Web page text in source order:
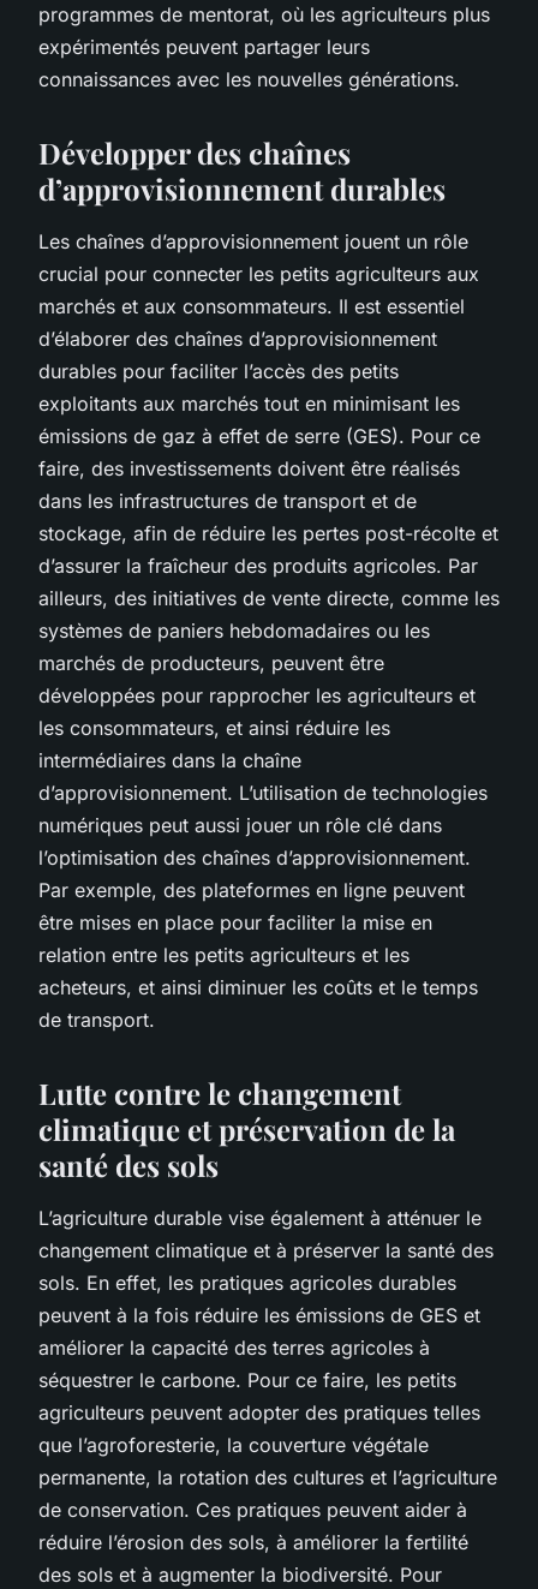
programmes de mentorat, où les agriculteurs plus
expérimentés peuvent partager leurs
connaissances avec les nouvelles générations.
Développer des chaînes
d’approvisionnement durables
Les chaînes d’approvisionnement jouent un rôle
crucial pour connecter les petits agriculteurs aux
marchés et aux consommateurs. Il est essentiel
d’élaborer des chaînes d’approvisionnement
durables pour faciliter l’accès des petits
exploitants aux marchés tout en minimisant les
émissions de gaz à effet de serre (GES). Pour ce
faire, des investissements doivent être réalisés
dans les infrastructures de transport et de
stockage, afin de réduire les pertes post-récolte et
d’assurer la fraîcheur des produits agricoles. Par
ailleurs, des initiatives de vente directe, comme les
systèmes de paniers hebdomadaires ou les
marchés de producteurs, peuvent être
développées pour rapprocher les agriculteurs et
les consommateurs, et ainsi réduire les
intermédiaires dans la chaîne
d’approvisionnement. L’utilisation de technologies
numériques peut aussi jouer un rôle clé dans
l’optimisation des chaînes d’approvisionnement.
Par exemple, des plateformes en ligne peuvent
être mises en place pour faciliter la mise en
relation entre les petits agriculteurs et les
acheteurs, et ainsi diminuer les coûts et le temps
de transport.
Lutte contre le changement
climatique et préservation de la
santé des sols
L’agriculture durable vise également à atténuer le
changement climatique et à préserver la santé des
sols. En effet, les pratiques agricoles durables
peuvent à la fois réduire les émissions de GES et
améliorer la capacité des terres agricoles à
séquestrer le carbone. Pour ce faire, les petits
agriculteurs peuvent adopter des pratiques telles
que l’agroforesterie, la couverture végétale
permanente, la rotation des cultures et l’agriculture
de conservation. Ces pratiques peuvent aider à
réduire l’érosion des sols, à améliorer la fertilité
des sols et à augmenter la biodiversité. Pour